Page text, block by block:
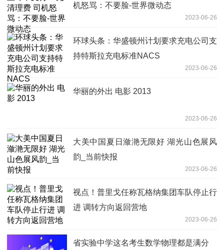
机怒骂：不要脸-世界微动态
2023-06-26
环球头条：华盛顿州计划要求充电公司支
持特斯拉充电标准NACS
2023-06-26
华丽的外出 电影 2013
2023-06-26
大美中国夏日潋滟无限好 湖光山色展风
韵_当前快报
2023-06-26
视点！普里戈任称瓦格纳集团车队停止行
进 调转方向返回营地
2023-06-26
省实验中学这名考生数学物理都是满分